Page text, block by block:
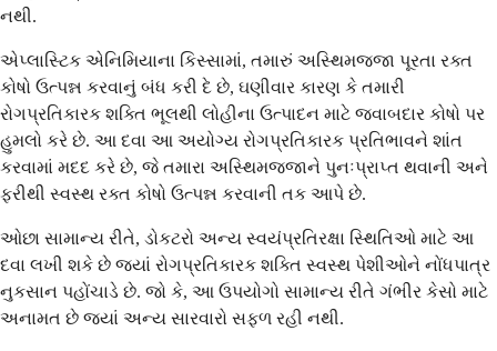
નથી.
એપ્લાસ્ટિક એનિમિયાના કિસ્સામાં, તમારું અસ્થિમજ્જા પૂરતા રક્ત
કોષો ઉત્પન્ન કરવાનું બંધ કરી દે છે, ઘણીવાર કારણ કે તમારી
રોગપ્રતિકારક શક્તિ ભૂલથી લોહીના ઉત્પાદન માટે જવાબદાર કોષો પર
હુમલો કરે છે. આ દવા આ અયોગ્ય રોગપ્રતિકારક પ્રતિભાવને શાંત
કરવામાં મદદ કરે છે, જે તમારા અસ્થિમજ્જાને પુનઃપ્રાપ્ત થવાની અને
ફરીથી સ્વસ્થ રક્ત કોષો ઉત્પન્ન કરવાની તક આપે છે.
ઓછા સામાન્ય રીતે, ડોકટરો અન્ય સ્વયંપ્રતિરક્ષા સ્થિતિઓ માટે આ
દવા લખી શકે છે જ્યાં રોગપ્રતિકારક શક્તિ સ્વસ્થ પેશીઓને નોંધપાત્ર
નુકસાન પહોંચાડે છે. જો કે, આ ઉપયોગો સામાન્ય રીતે ગંભીર કેસો માટે
અનામત છે જ્યાં અન્ય સારવારો સફળ રહી નથી.